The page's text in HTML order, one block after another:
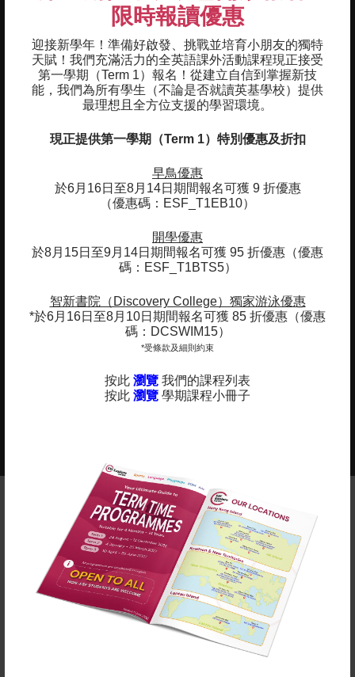
限時報讀優惠
迎接新學年！準備好啟發、挑戰並培育小朋友的獨特
天賦！我們充滿活力的全英語課外活動課程現正接受
第一學期（Term 1）報名！ 從建立自信到掌握新技
能，我們為所有學生（不論是否就讀英基學校）提供
最理想且全方位支援的學習環境。
現正提供第一學期（Term 1）特別優惠及折扣
早鳥優惠
於6月16日至8月14日期間報名可獲 9 折優惠
（優惠碼：ESF_T1EB10）
開學優惠
於8月15日至9月14日期間報名可獲 95 折優惠（優惠
碼：ESF_T1BTS5）
智新書院（Discovery College）獨家游泳優惠
*於6月16日至8月10日期間報名可獲 85 折優惠（優惠
碼：DCSWIM15）
*受條款及細則約束
按此 瀏覽 我們的課程列表
按此 瀏覽 學期課程小冊子
重點及學習成果
小班教學
Key Person approach
沉浸式語文學習
05 與家長保持緊密溝通
每星期網上更新進展
雙語學習 - 英語和普通話
英基運動及語言提供各種適合所有學齡的課程。 除體育
課程和語言學習外，我們亦設有藝術、STEM 和遊戲小
組課程。
在上面點擊“了解更多”查看我們的學期表。
所有課程按堂數比例收費，隨時加入吧！